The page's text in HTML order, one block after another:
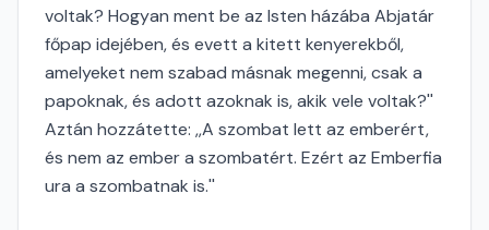
voltak? Hogyan ment be az Isten házába Abjatár
főpap idejében, és evett a kitett kenyerekből,
amelyeket nem szabad másnak megenni, csak a
papoknak, és adott azoknak is, akik vele voltak?''
Aztán hozzátette: ,,A szombat lett az emberért,
és nem az ember a szombatért. Ezért az Emberfia
ura a szombatnak is.''